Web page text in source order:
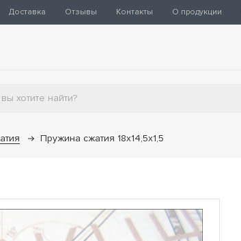
Доставка Отзывы Контакты О продукции
Пружина сжатия 18х14,5х1,5